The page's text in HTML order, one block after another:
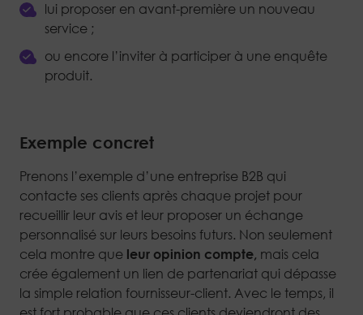
lui proposer en avant-première un nouveau
service ;
ou encore l’inviter à participer à une enquête
produit.
Exemple concret
Prenons l’exemple d’une entreprise B2B qui
contacte ses clients après chaque projet pour
recueillir leur avis et leur proposer un échange
personnalisé sur leurs besoins futurs. Non seulement
cela montre queleur opinion compte, mais cela
crée également un lien de partenariat qui dépasse
la simple relation fournisseur-client. Avec le temps, il